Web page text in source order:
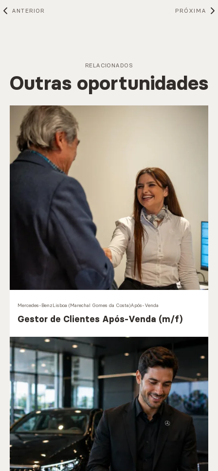
ANTERIOR PRÓXIMA
RELACIONADOS
Outras oportunidades
Mercedes-BenzLisboa (Marechal Gomes da Costa)Após-Venda
Gestor de Clientes Após-Venda (m/f)